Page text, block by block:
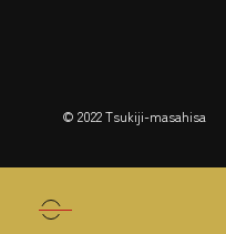
© 2022 Tsukiji-masahisa